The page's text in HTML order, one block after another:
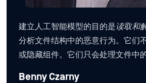
建立人工智能模型的目的是读取和
分析文件结构中的恶意行为。它们
或隐藏组件。它们只会处理文件中
Benny Czarny